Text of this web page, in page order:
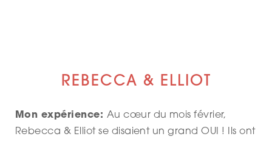
REBECCA & ELLIOT
Mon expérience: Au cœur du mois février,
Rebecca & Elliot se disaient un grand OUI ! Ils ont